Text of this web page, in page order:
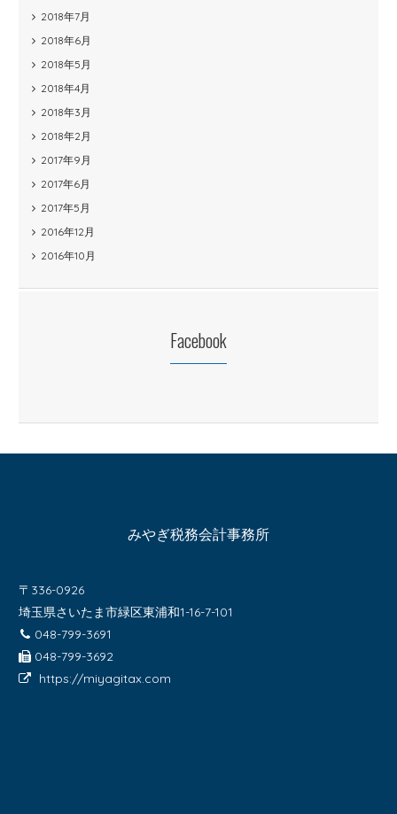
2018年7月
2018年6月
2018年5月
2018年4月
2018年3月
2018年2月
2017年9月
2017年6月
2017年5月
2016年12月
2016年10月
Facebook
みやぎ税務会計事務所
〒336-0926
埼玉県さいたま市緑区東浦和1-16-7-101
048-799-3691
048-799-3692
https://miyagitax.com